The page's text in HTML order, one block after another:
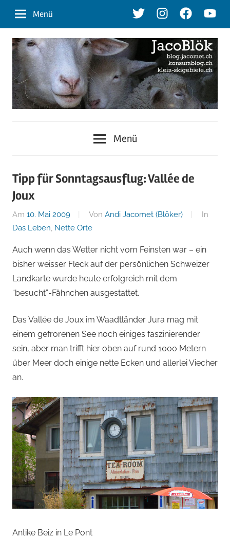
Inhalt
TwitterInstagramFacebook
Menü
der
Blog
von
Andi
Jacomet
klein-
skigebiete.ch
Menü
Tipp für Sonntagsausflug: Vallée de
Joux
Am 10. Mai 2009 Von Andi Jacomet (Blöker)
In
Das Leben, Nette Orte
Auch wenn das Wetter nicht vom Feinsten war – ein
bisher weisser Fleck auf der persönlichen Schweizer
Landkarte wurde heute erfolgreich mit dem
“besucht”-Fähnchen ausgestattet.
Das Vallée de Joux im Waadtländer Jura mag mit
einem gefrorenen See noch einiges faszinierender
sein, aber man trifft hier oben auf rund 1000 Metern
über Meer doch einige nette Ecken und allerlei Viecher
an.
Antike Beiz in Le Pont